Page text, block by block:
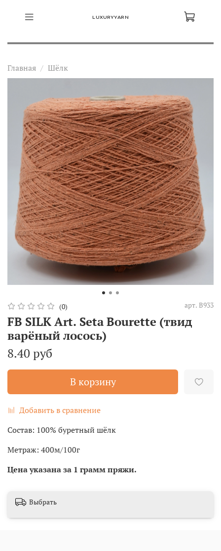
LUXURYYARN
Главная Шёлк
(0) арт. B933
FB SILK Art. Seta Bourette (твид
варёный лосось)
8.40 руб
В корзину
Добавить в сравнение
Состав: 100% буретный шёлк
Метраж: 400м/100г
Цена указана за 1 грамм пряжи.
Выбрать